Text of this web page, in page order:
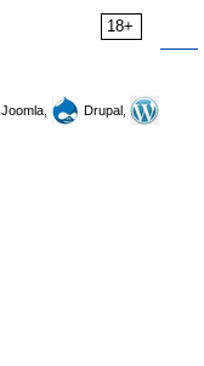
18+
Joomla,
Drupal,